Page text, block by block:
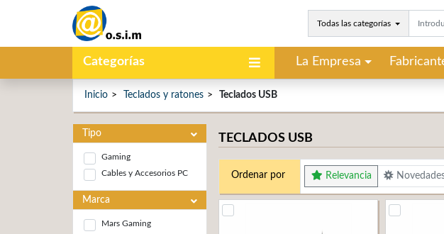
Todas las categorías
Categorías La Empresa
Inicio Teclados y ratones Teclados USB
Tipo
Gaming
Cables y Accesorios PC
Marca
Mars Gaming
TECLADOS USB
Ordenar por Relevancia